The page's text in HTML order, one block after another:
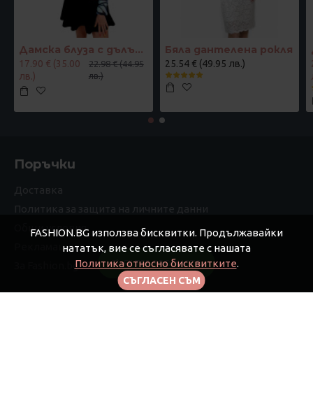
Дамска блуза с дълъг ръкав и ластик в кръста с интересен принт в синьо
17.90 € (35.00
лв.)
22.98 € (44.95
лв.)
Бяла дантелена рокля
25.54 € (49.95 лв.)
Поръчки
Доставка
Политика за защита на личните данни
Общи условия
Рекламации
За Fashion.bg
СЪГЛАСЕН СЪМ
FASHION.BG използва бисквитки. Продължавайки
нататък, вие се съгласявате с нашата
Политика относно бисквитките.
FILTER PRODUCTS